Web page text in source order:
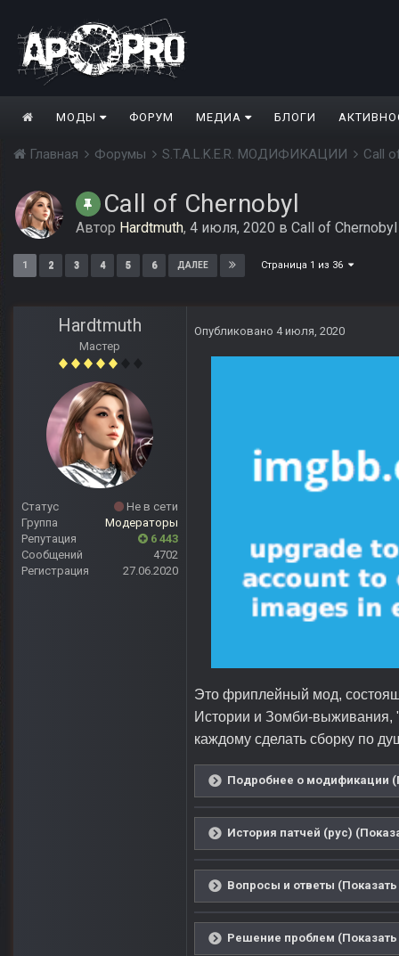
МОДЫ ФОРУМ МЕДИА БЛОГИ
Главная Форумы S.T.A.L.K.E.R. МОДИФИКАЦИИ Call
Call of Chernobyl
Автор Hardtmuth, 4 июля, 2020 в Call of Chernobyl
1 2 3 4 5 6 ДАЛЕЕ Страница 1 из 36
Hardtmuth
Мастер
Статус
Не в сети
Группа
Модераторы
Репутация
6 443
Сообщений
4702
Регистрация
27.06.2020
Опубликовано 4 июля, 2020
Это фриплейный мод,
Истории и Зомби-выживания,
каждому сделать сборку по
Подробнее о модификации
История патчей (рус)
Вопросы и ответы (Показать
Решение проблем (Показать